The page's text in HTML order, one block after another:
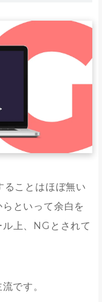
ことはほぼ無い
といって余白を
上、NGとされて
です。